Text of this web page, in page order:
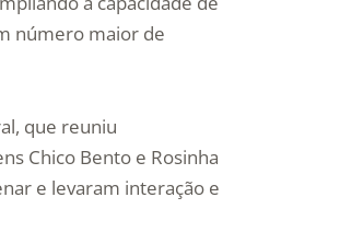
número maior de
que reuniu
Chico Bento e Rosinha
e levaram interação e